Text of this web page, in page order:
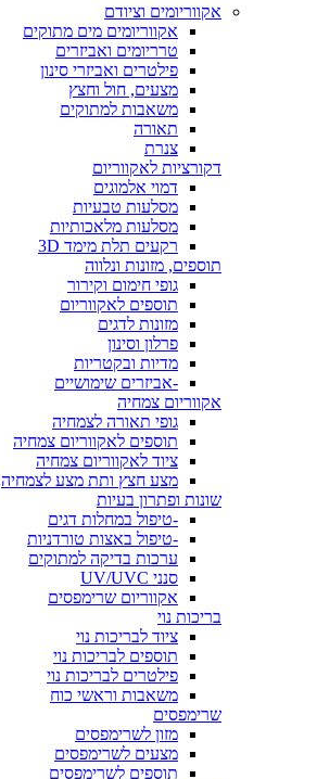
אקווריומים וציודם
אקווריומים מים מתוקים
טרריומים ואביזרים
פילטרים ואביזרי סינון
מצעים, חול וחצץ
משאבות למתוקים
תאורה
צנרת
דקורציות לאקווריום
דמוי אלמוגים
מסלעות טבעיות
מסלעות מלאכותיות
רקעים תלת מימד 3D
תוספים, מזונות ונלווה
גופי חימום וקירור
תוספים לאקווריום
מזונות לדגים
פרלון וסינון
מדיות ובקטריות
-אביזרים שימושיים
אקווריום צמחיה
גופי תאורה לצמחיה
תוספים לאקווריום צמחיה
ציוד לאקווריום צמחיה
מצע חצץ ותת מצע לצמחיה
שונות ופתרון בעיות
-טיפול במחלות דגים
-טיפול באצות טורדניות
ערכות בדיקה למתוקים
סנני UV/UVC
אקווריום שרימפסים
בריכות נוי
ציוד לבריכות נוי
תוספים לבריכות נוי
פילטרים לבריכות נוי
משאבות וראשי כוח
שרימפסים
מזון לשרימפסים
מצעים לשרימפסים
תוספים לשרימפסים